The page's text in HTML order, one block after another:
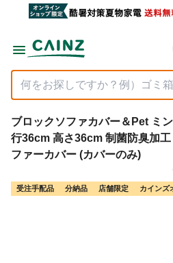
ブロックソファカバー＆Pet ミ
行36cm 高さ36cm 制菌防臭加
ファーカバー (カバーのみ)
受注手配品 分納品 店舗限定 カインズ